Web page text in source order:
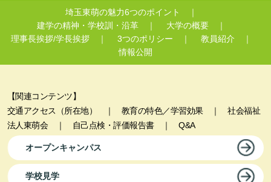
埼玉東萌の魅力6つのポイント
｜
建学の精神・学校訓・沿革 ｜ 大学の概要 ｜
理事長挨拶/学長挨拶 ｜ 3つのポリシー ｜ 教員紹介 ｜
情報公開
【関連コンテンツ】
交通アクセス（所在地）
｜ 教育の特色／学習効果｜社会福祉
法人東萌会｜ 自己点検・評価報告書｜Q&A
オープンキャンパス
学校見学